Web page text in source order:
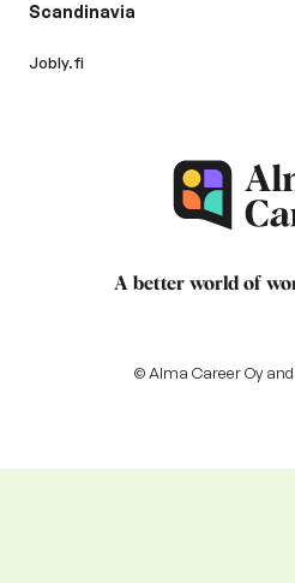
Scandinavia
Jobly.fi
A better world of
© Alma Career Oy